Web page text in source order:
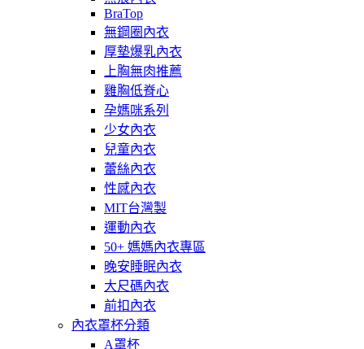
BraTop
無鋼圈內衣
厚墊爆乳內衣
上胸無肉推薦
雞胸低脊心
孕媽咪系列
少女內衣
兒童內衣
蕾絲內衣
性感內衣
MIT台灣製
運動內衣
50+ 媽媽內衣專區
晚安睡眠內衣
大尺碼內衣
前扣內衣
內衣罩杯分類
A罩杯